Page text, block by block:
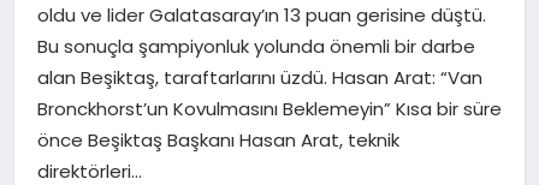
oldu ve lider Galatasaray’ın 13 puan gerisine düştü.
Bu sonuçla şampiyonluk yolunda önemli bir darbe
alan Beşiktaş, taraftarlarını üzdü. Hasan Arat: “Van
Bronckhorst’un Kovulmasını Beklemeyin” Kısa bir süre
önce Beşiktaş Başkanı Hasan Arat, teknik
direktörleri…